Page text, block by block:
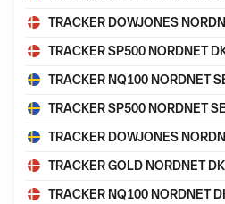
TRACKER DOWJONES
TRACKER SP500 NORDNET
TRACKER NQ100 NORDNET
TRACKER SP500 NORDNET
TRACKER DOWJONES
TRACKER GOLD NORDNET
TRACKER NQ100 NORDNET